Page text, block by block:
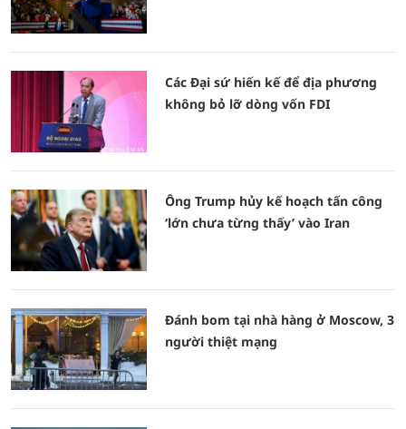
Các Đại sứ hiến kế để địa phương
không bỏ lỡ dòng vốn FDI
Ông Trump hủy kế hoạch tấn công
‘lớn chưa từng thấy’ vào Iran
Đánh bom tại nhà hàng ở Moscow, 3
người thiệt mạng